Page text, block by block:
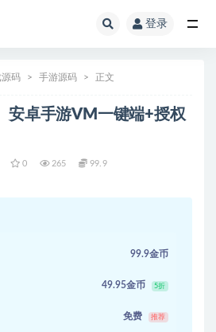
登录
源码 手游源码 正文
安卓手游VM一键端+授权
0 265 99.9
99.9金币
49.95金币 5折
免费 推荐